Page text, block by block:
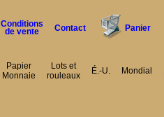
Conditions
de vente Contact Panier
Papier
Monnaie
Lots et
rouleaux
É.-U. Mondial